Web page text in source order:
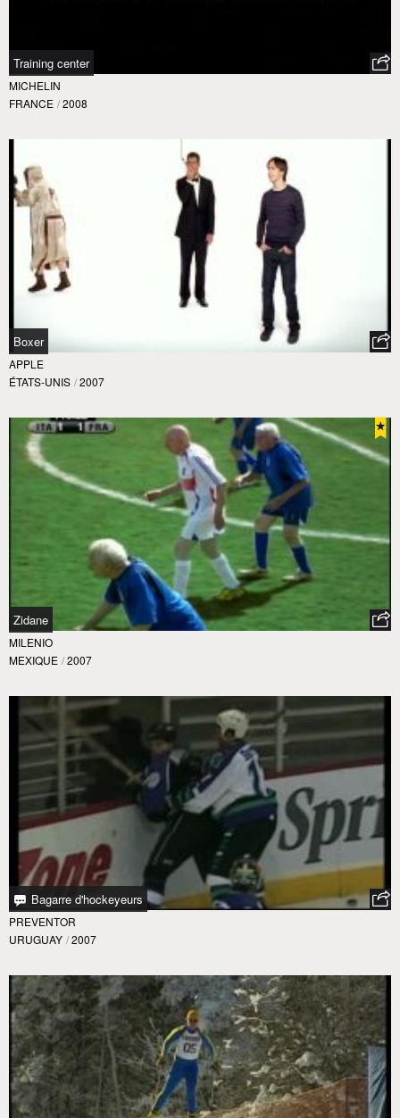
Training center
MICHELIN
FRANCE / 2008
Boxer
APPLE
ÉTATS-UNIS / 2007
Zidane
MILENIO
MEXIQUE / 2007
Bagarre d'hockeyeurs
PREVENTOR
URUGUAY / 2007